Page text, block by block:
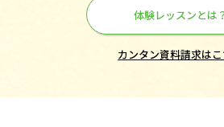
体験レッスンとは
カンタン資料請求は